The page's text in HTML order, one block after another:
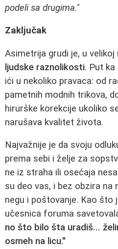
podeli sa drugima."
Zaključak
Asimetrija grudi je, u velikoj
ljudske raznolikosti. Put
ići u nekoliko pravaca: od
pametnih modnih trikova,
hirurške korekcije ukoliko
narušava kvalitet života.
Najvažnije je da svoju
prema sebi i želje za
ne iz straha ili osećaja
su deo vas, i bez obzira na
negu i poštovanje. Kao što
učesnica foruma
no što bilo šta uradiš...
osmeh na licu."